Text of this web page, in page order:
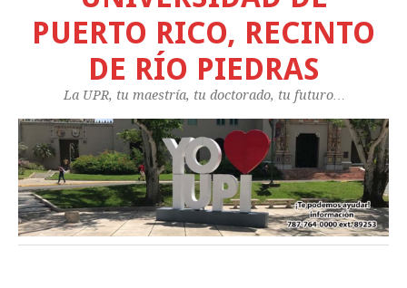
PUERTO RICO, RECINTO
DE RÍO PIEDRAS
La UPR, tu maestría, tu doctorado, tu futuro…